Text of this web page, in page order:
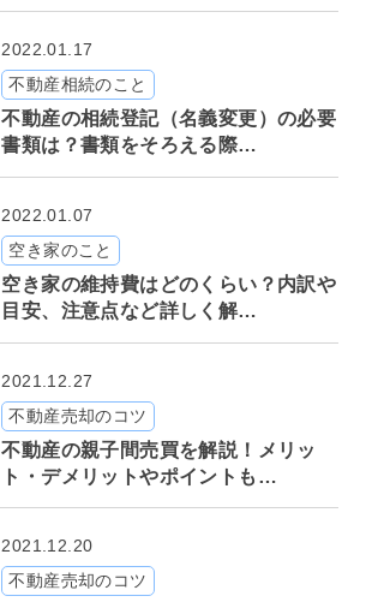
2022.01.17
不動産相続のこと
不動産の相続登記（名義変更）の必要
書類は？書類をそろえる際…
2022.01.07
空き家のこと
空き家の維持費はどのくらい？内訳や
目安、注意点など詳しく解…
2021.12.27
不動産売却のコツ
不動産の親子間売買を解説！メリッ
ト・デメリットやポイントも…
2021.12.20
不動産売却のコツ